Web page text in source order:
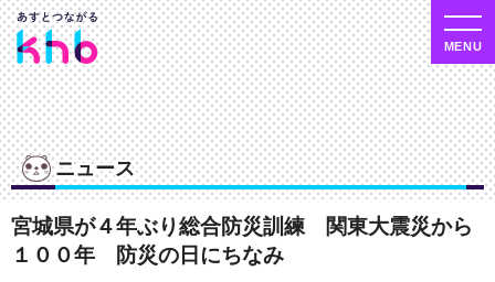
ニュース
宮城県が４年ぶり総合防災訓練 関東大震災から
１００年 防災の日にちなみ